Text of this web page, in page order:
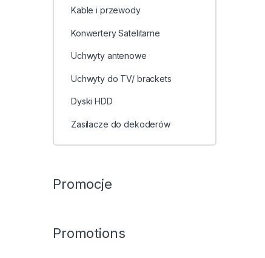
Kable i przewody
Konwertery Satelitarne
Uchwyty antenowe
Uchwyty do TV/ brackets
Dyski HDD
Zasilacze do dekoderów
Promocje
Promotions